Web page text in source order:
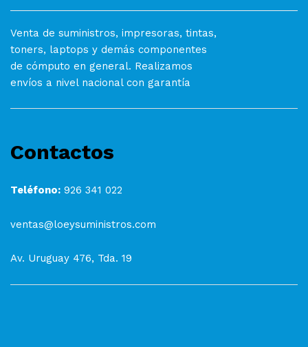
Venta de suministros, impresoras, tintas,
toners, laptops y demás componentes
de cómputo en general. Realizamos
envíos a nivel nacional con garantía
Contactos
Teléfono: 926 341 022
ventas@loeysuministros.com
Av. Uruguay 476, Tda. 19